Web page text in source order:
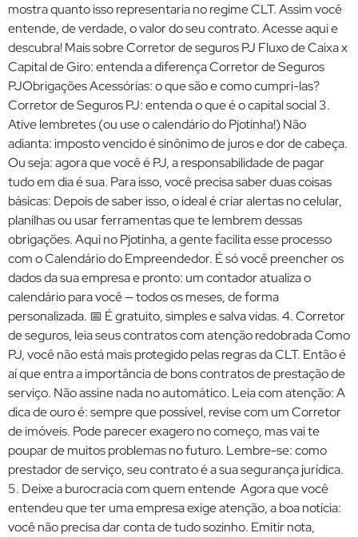
mostra quanto isso representaria no regime CLT. Assim você
entende, de verdade, o valor do seu contrato. Acesse aqui e
descubra! Mais sobre Corretor de seguros PJ Fluxo de Caixa x
Capital de Giro: entenda a diferença Corretor de Seguros
PJObrigações Acessórias: o que são e como cumpri-las?
Corretor de Seguros PJ: entenda o que é o capital social 3.
Ative lembretes (ou use o calendário do Pjotinha!) Não
adianta: imposto vencido é sinônimo de juros e dor de cabeça.
Ou seja: agora que você é PJ, a responsabilidade de pagar
tudo em dia é sua. Para isso, você precisa saber duas coisas
básicas: Depois de saber isso, o ideal é criar alertas no celular,
planilhas ou usar ferramentas que te lembrem dessas
obrigações. Aqui no Pjotinha, a gente facilita esse processo
com o Calendário do Empreendedor. É só você preencher os
dados da sua empresa e pronto: um contador atualiza o
calendário para você — todos os meses, de forma
personalizada. 📅 É gratuito, simples e salva vidas. 4. Corretor
de seguros, leia seus contratos com atenção redobrada Como
PJ, você não está mais protegido pelas regras da CLT. Então é
aí que entra a importância de bons contratos de prestação de
serviço. Não assine nada no automático. Leia com atenção: A
dica de ouro é: sempre que possível, revise com um Corretor
de imóveis. Pode parecer exagero no começo, mas vai te
poupar de muitos problemas no futuro. Lembre-se: como
prestador de serviço, seu contrato é a sua segurança jurídica.
5. Deixe a burocracia com quem entende Agora que você
entendeu que ter uma empresa exige atenção, a boa notícia:
você não precisa dar conta de tudo sozinho. Emitir nota,